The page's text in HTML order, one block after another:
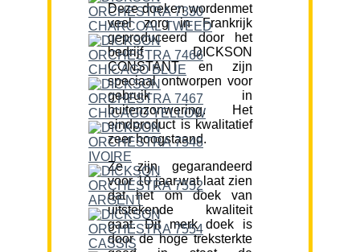
Deze doeken wordenmet
veel zorg in Frankrijk
geproduceerd door het
bedrijf DICKSON
CONSTANT en zijn
speciaal ontworpen voor
gebruik in
buitenzonwering. Het
eindproduct is kwalitatief
zeer hoogstaand.
Ze zijn gegarandeerd
voor 10 jaar,wat laat zien
dat het om doek van
uitstekende kwaliteit
gaat. Dit merk doek is
door de hoge treksterkte